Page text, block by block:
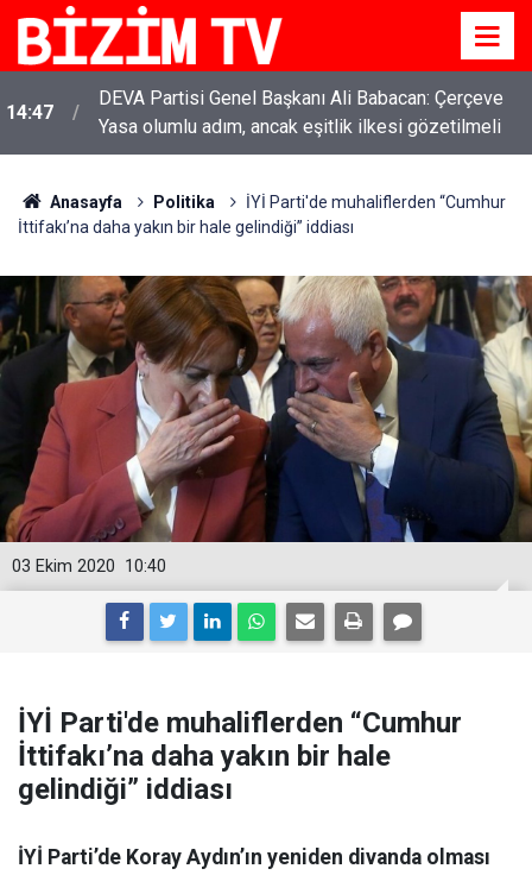
14:47
DEVA Partisi Genel Başkanı Ali Babacan: Çerçeve
Yasa olumlu adım, ancak eşitlik ilkesi gözetilmeli
Anasayfa Politika
İYİ Parti'de muhaliflerden “Cumhur
İttifakı’na daha yakın bir hale gelindiği” iddiası
10:40
03 Ekim 2020
İYİ Parti'de muhaliflerden “Cumhur
İttifakı’na daha yakın bir hale
gelindiği” iddiası
İYİ Parti’de Koray Aydın’ın yeniden divanda olması